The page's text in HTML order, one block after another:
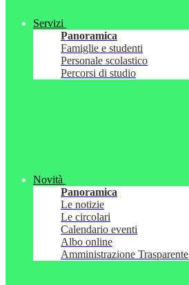
Servizi
Panoramica
Famiglie e studenti
Personale scolastico
Percorsi di studio
Novità
Panoramica
Le notizie
Le circolari
Calendario eventi
Albo online
Amministrazione Trasparente